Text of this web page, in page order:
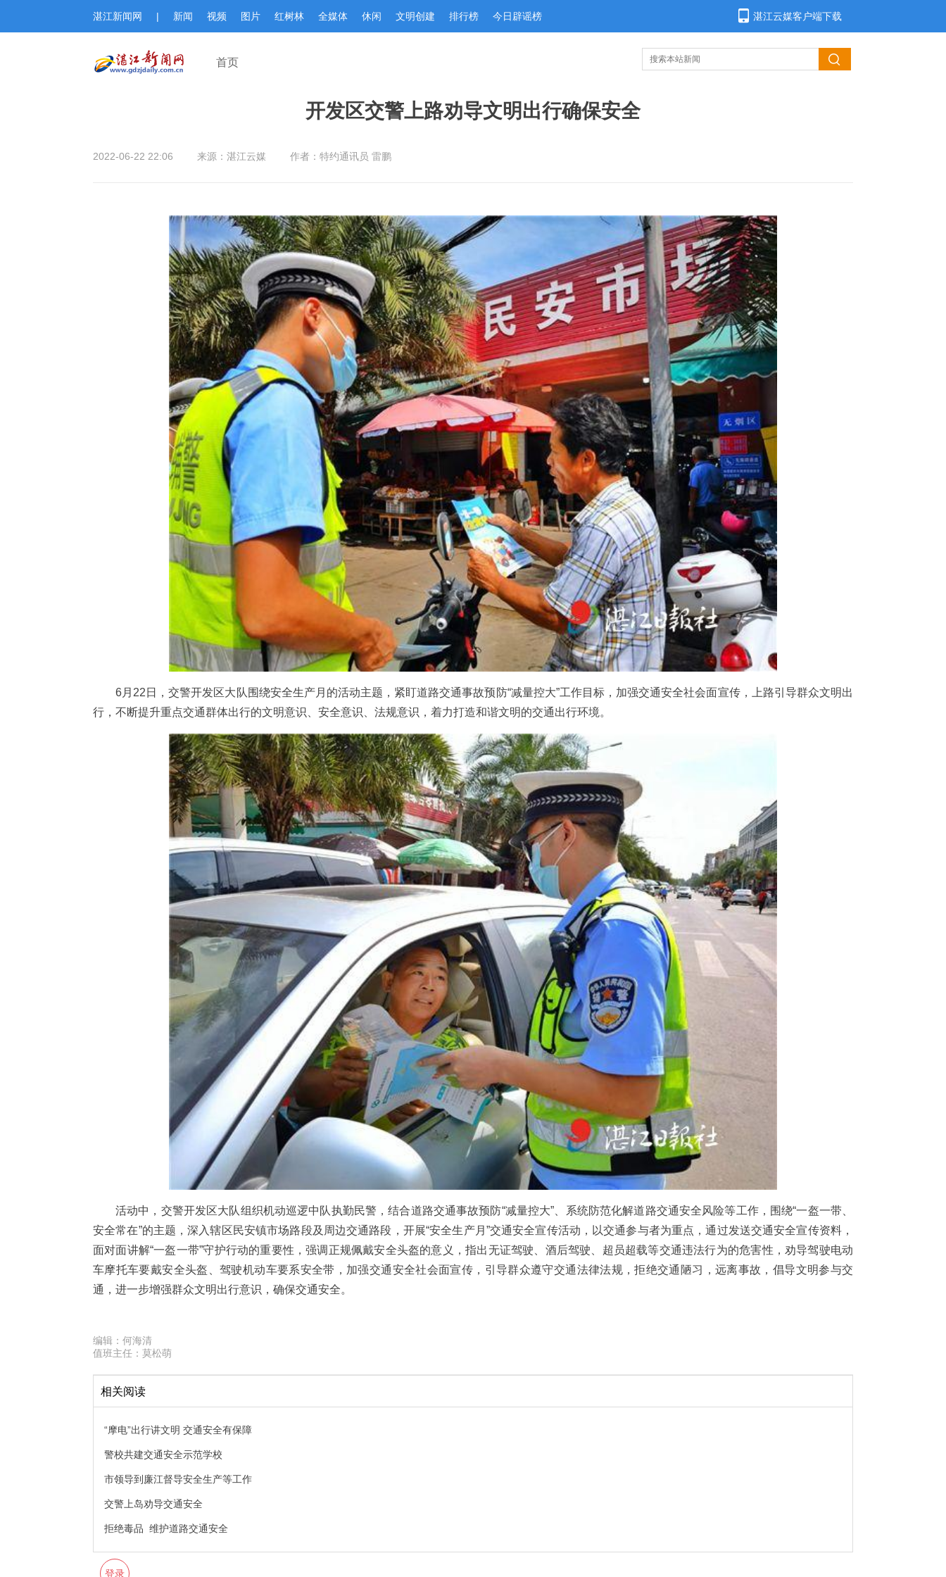
湛江新闻网 | 新闻 视频 图片 红树林 全媒体 休闲 文明创建 排行榜 今日辟谣榜 湛江云媒客户端下载
首页
开发区交警上路劝导文明出行确保安全
2022-06-22 22:06 来源：湛江云媒 作者：特约通讯员 雷鹏
6月22日，交警开发区大队围绕安全生产月的活动主题，紧盯道路交通事故预防“减量控大”工作目标，加强交通安全社会面宣传，上路引导群众文明出
行，不断提升重点交通群体出行的文明意识、安全意识、法规意识，着力打造和谐文明的交通出行环境。
活动中，交警开发区大队组织机动巡逻中队执勤民警，结合道路交通事故预防“减量控大”、系统防范化解道路交通安全风险等工作，围绕“一盔一带、
安全常在”的主题，深入辖区民安镇市场路段及周边交通路段，开展“安全生产月”交通安全宣传活动，以交通参与者为重点，通过发送交通安全宣传资料，
面对面讲解“一盔一带”守护行动的重要性，强调正规佩戴安全头盔的意义，指出无证驾驶、酒后驾驶、超员超载等交通违法行为的危害性，劝导驾驶电动
车摩托车要戴安全头盔、驾驶机动车要系安全带，加强交通安全社会面宣传，引导群众遵守交通法律法规，拒绝交通陋习，远离事故，倡导文明参与交
通，进一步增强群众文明出行意识，确保交通安全。
编辑： 何海清
值班主任： 莫松萌
相关阅读
“摩电”出行讲文明 交通安全有保障
警校共建交通安全示范学校
市领导到廉江督导安全生产等工作
交警上岛劝导交通安全
拒绝毒品 维护道路交通安全
登录